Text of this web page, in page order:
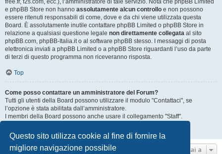
Questo sito utilizza cookie al fine di fornire la
migliore navigazione possibile
free.fr, f2s.com, ecc.), l’amministratore di tale servizio. Nota che phpBB Limited
e phpBB Store non hanno assolutamente alcun controllo e non possono
essere ritenuti responsabili di come, dove e da chi viene utilizzata questa
Board. È assolutamente inutile contattare phpBB Limited o phpBB Store in
relazione a qualsiasi questione legale non direttamente collegata al sito
phpBB.com, phpBB-Italia.it o al software phpBB stesso. I messaggi di posta
elettronica inviati a phpBB Limited o a phpBB Store riguardanti l’uso da parte
di terzi di questo programma non riceveranno risposta.
Top
Come posso contattare un amministratore del Forum?
Tutti gli utenti della Board possono utilizzare il modulo "Contattaci", se
l’opzione è stata abilitata dall’amministratore.
I membri della Board possono anche usare il collegamento "Staff".
Top
Vai a